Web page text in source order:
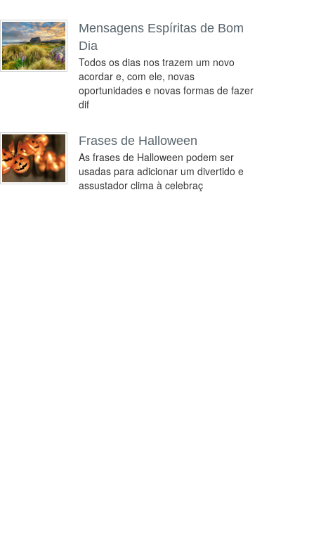
Mensagens Espíritas de Bom
Dia
Todos os dias nos trazem um novo
acordar e, com ele, novas
oportunidades e novas formas de fazer
dif
Frases de Halloween
As frases de Halloween podem ser
usadas para adicionar um divertido e
assustador clima à celebraç